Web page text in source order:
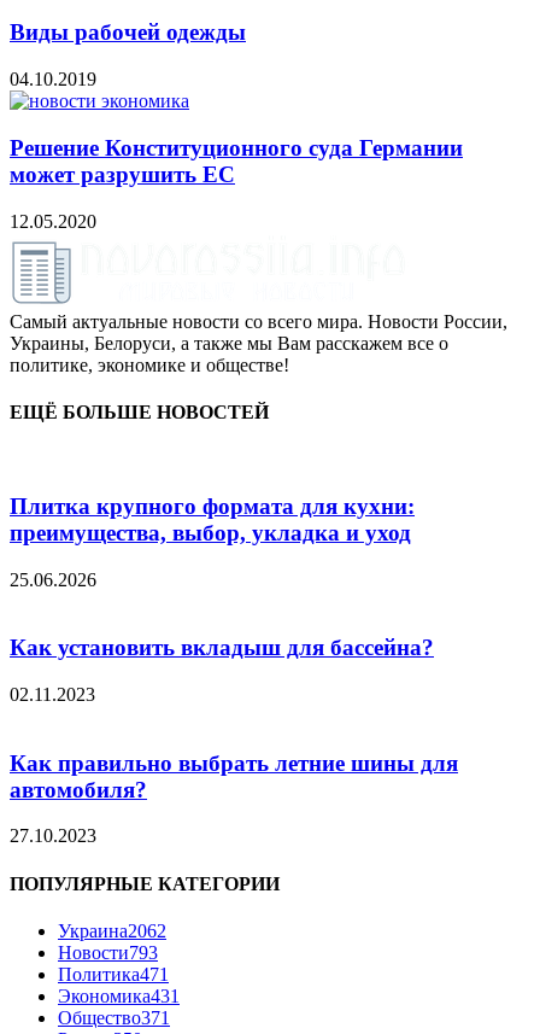
Виды рабочей одежды
04.10.2019
Решение Конституционного суда Германии
может разрушить ЕС
12.05.2020
Самый актуальные новости со всего мира. Новости России,
Украины, Белоруси, а также мы Вам расскажем все о
политике, экономике и обществе!
ЕЩЁ БОЛЬШЕ НОВОСТЕЙ
Плитка крупного формата для кухни:
преимущества, выбор, укладка и уход
25.06.2026
Как установить вкладыш для бассейна?
02.11.2023
Как правильно выбрать летние шины для
автомобиля?
27.10.2023
ПОПУЛЯРНЫЕ КАТЕГОРИИ
Украина2062
Новости793
Политика471
Экономика431
Общество371